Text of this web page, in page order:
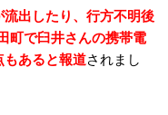
出したり、行方不明後
町で臼井さんの携帯電
もあると報道されまし